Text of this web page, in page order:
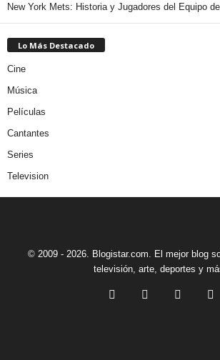
New York Mets: Historia y Jugadores del Equipo
Lo Más Destacado
Cine
Música
Películas
Cantantes
Series
Television
© 2009 - 2026. Blogistar.com. El mejor blog
televisión, arte, deportes y